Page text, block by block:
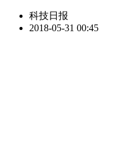
科技日报
2018-05-31 00:45